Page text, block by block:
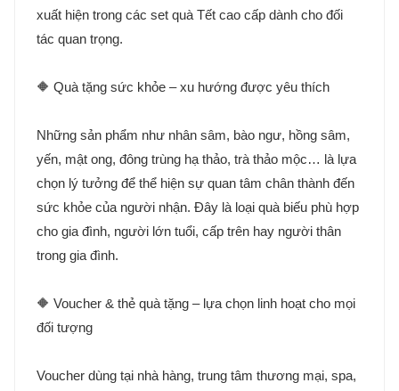
xuất hiện trong các set quà Tết cao cấp dành cho đối
tác quan trọng.
🔶 Quà tặng sức khỏe – xu hướng được yêu thích
Những sản phẩm như nhân sâm, bào ngư, hồng sâm,
yến, mật ong, đông trùng hạ thảo, trà thảo mộc… là lựa
chọn lý tưởng để thể hiện sự quan tâm chân thành đến
sức khỏe của người nhận. Đây là loại quà biếu phù hợp
cho gia đình, người lớn tuổi, cấp trên hay người thân
trong gia đình.
🔶 Voucher & thẻ quà tặng – lựa chọn linh hoạt cho mọi
đối tượng
Voucher dùng tại nhà hàng, trung tâm thương mại, spa,